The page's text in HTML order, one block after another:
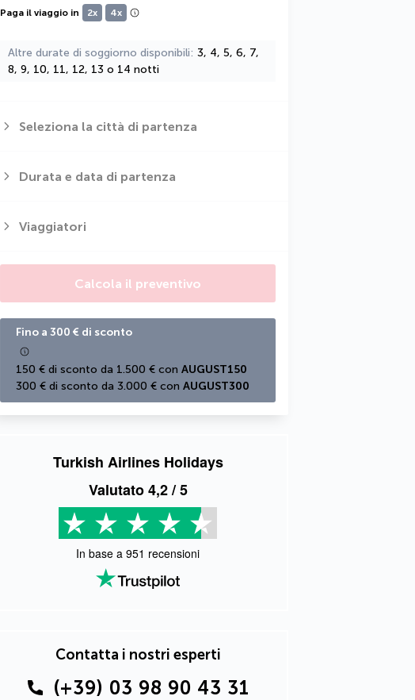
Paga il viaggio in 2x 4x
Altre durate di soggiorno disponibili 3, 4, 5, 6, 7,
8, 9, 10, 11, 12, 13 o 14 notti
Seleziona la città di partenza
Durata e data di partenza
Viaggiatori
Calcola il preventivo
Fino a 300 € di sconto
150 € di sconto da 1.500 € con AUGUST150
300 € di sconto da 3.000 € con AUGUST300
Turkish Airlines Holidays
Valutato4,2/ 5
In base a 951 recensioni
Contatta i nostri esperti
(+39) 03 98 90 43 31